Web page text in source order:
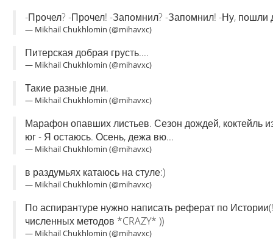
-Прочел? -Прочел! -Запомнил? -Запомнил! -Ну, пошли
— Mikhail Chukhlomin (@mihavxc)
Питерская добрая грусть....
— Mikhail Chukhlomin (@mihavxc)
Такие разные дни.
— Mikhail Chukhlomin (@mihavxc)
Марафон опавших листьев. Сезон дождей, коктейль
юг - Я остаюсь. Осень, дежа вю...
— Mikhail Chukhlomin (@mihavxc)
в раздумьях катаюсь на стуле:)
— Mikhail Chukhlomin (@mihavxc)
По аспирантуре нужно написать реферат по
численных методов *CRAZY* ))
— Mikhail Chukhlomin (@mihavxc)